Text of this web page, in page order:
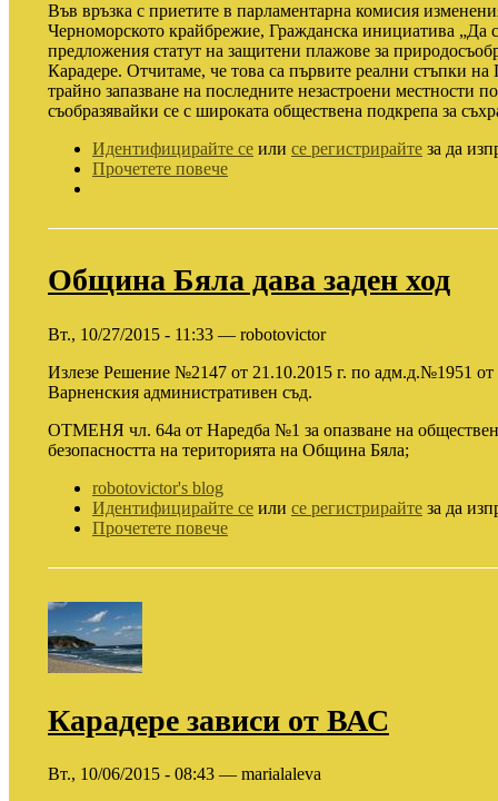
Във връзка с приетите в парламентарна комисия
Черноморското крайбрежие, Гражданска инициатива „Да
предложения статут на защитени плажове за
Карадере. Отчитаме, че това са първите реални стъпки на
трайно запазване на последните незастроени местности
съобразявайки се с широката обществена подкрепа за
Идентифицирайте се или се регистрирайте за да
Прочетете повече
Община Бяла дава заден ход
Вт., 10/27/2015 - 11:33 — robotovictor
Излезе Решение №2147 от 21.10.2015 г. по адм.д.№1951
Варненския административен съд.
ОТМЕНЯ чл. 64а от Наредба №1 за опазване на
безопасността на територията на Община Бяла;
robotovictor's blog
Идентифицирайте се или се регистрирайте за да
Прочетете повече
Карадере зависи от ВАС
Вт., 10/06/2015 - 08:43 — marialaleva